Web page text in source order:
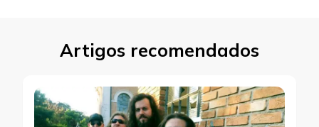
Artigos recomendados